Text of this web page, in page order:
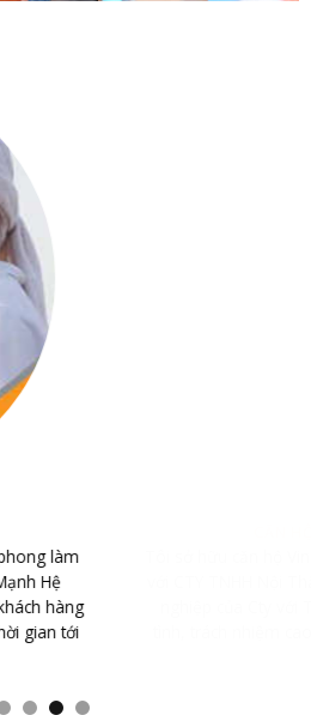
CENTRAL PARK
Central Park và đã liên hệ làm việc
Hệ Tôi đã bất ngờ với tính chuyên
đẹp, sang trọng, nhân viên nhiệt
ơn đội ngũ thiết kế và thi công của